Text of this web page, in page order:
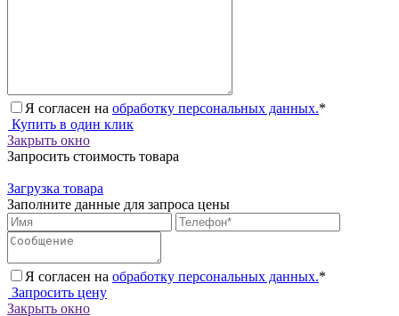
Я согласен на обработку персональных данных.*
Купить в один клик
Закрыть окно
Запросить стоимость товара
Загрузка товара
Заполните данные для запроса цены
Я согласен на обработку персональных данных.*
Запросить цену
Закрыть окно